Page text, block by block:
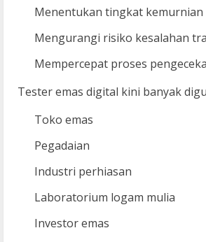
Menentukan tingkat kemurnian
Mengurangi risiko kesalahan
Mempercepat proses
Tester emas digital kini banyak
Toko emas
Pegadaian
Industri perhiasan
Laboratorium logam mulia
Investor emas